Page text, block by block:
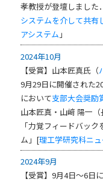
孝教授が登壇しました
システムを介して共有
アシステム 」
2024年10月
【受賞】山本匠真氏（
9月29日に開催された
において支部大会奨励
山本匠真・山﨑 陽一
「力覚フィードバッ
ム」[理工学研究科ニ
2024年9月
【受賞】9月4日～6